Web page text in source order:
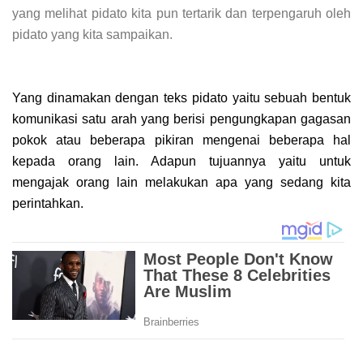
yang melihat pidato kita pun tertarik dan terpengaruh oleh
pidato yang kita sampaikan.
Yang dinamakan dengan teks pidato yaitu sebuah bentuk
komunikasi satu arah yang berisi pengungkapan gagasan
pokok atau beberapa pikiran mengenai beberapa hal
kepada orang lain. Adapun tujuannya yaitu untuk
mengajak orang lain melakukan apa yang sedang kita
perintahkan.